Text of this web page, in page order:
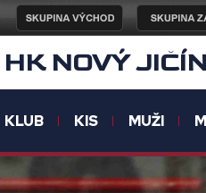
HK NOVÝ JIČÍN
KLUB KIS MUŽI